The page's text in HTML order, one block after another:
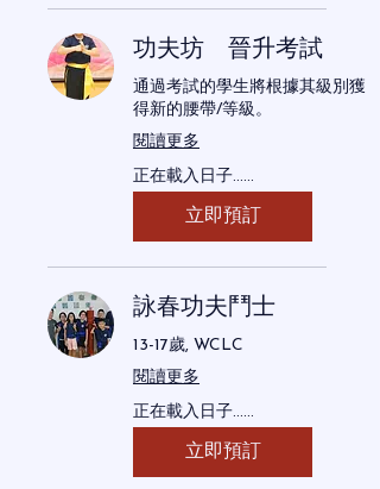
功夫坊 晉升考試
通過考試的學生將根據其級別獲
得新的腰帶/等級。
閱讀更多
正在載入日子......
立即預訂
詠春功夫鬥士
13-17歲, WCLC
閱讀更多
正在載入日子......
立即預訂